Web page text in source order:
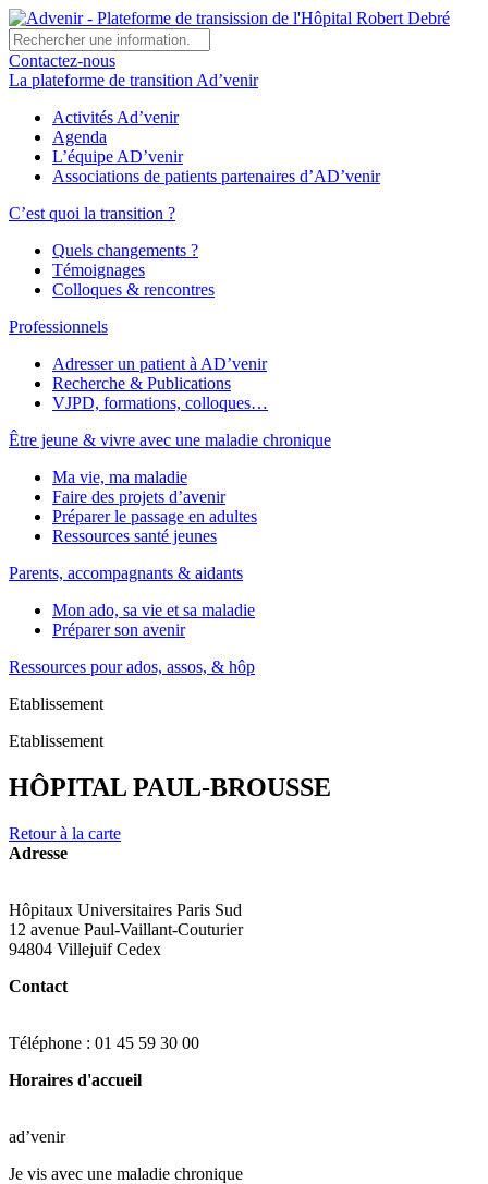
Contactez-nous
La plateforme de transition Ad’venir
Activités Ad’venir
Agenda
L’équipe AD’venir
Associations de patients partenaires d’AD’venir
C’est quoi la transition ?
Quels changements ?
Témoignages
Colloques & rencontres
Professionnels
Adresser un patient à AD’venir
Recherche & Publications
VJPD, formations, colloques…
Être jeune & vivre avec une maladie chronique
Ma vie, ma maladie
Faire des projets d’avenir
Préparer le passage en adultes
Ressources santé jeunes
Parents, accompagnants & aidants
Mon ado, sa vie et sa maladie
Préparer son avenir
Ressources pour ados, assos, & hôp
Etablissement
Etablissement
HÔPITAL PAUL-BROUSSE
Retour à la carte
Adresse
Hôpitaux Universitaires Paris Sud
12 avenue Paul-Vaillant-Couturier
94804 Villejuif Cedex
Contact
Téléphone : 01 45 59 30 00
Horaires d'accueil
ad’venir
Je vis avec une maladie chronique